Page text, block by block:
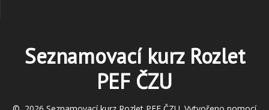
Seznamovací kurz Rozlet
PEF ČZU